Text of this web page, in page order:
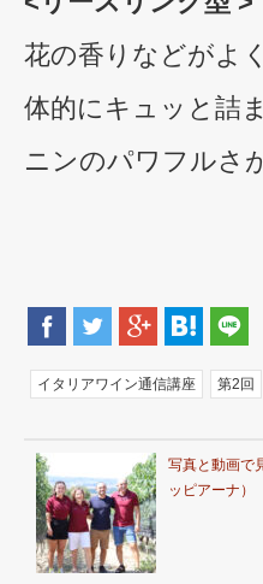
花の香りなどがよ
体的にキュッと詰
ニンのパワフルさ
イタリアワイン通信講座 第2回
写真と動画で
ッピアーナ）